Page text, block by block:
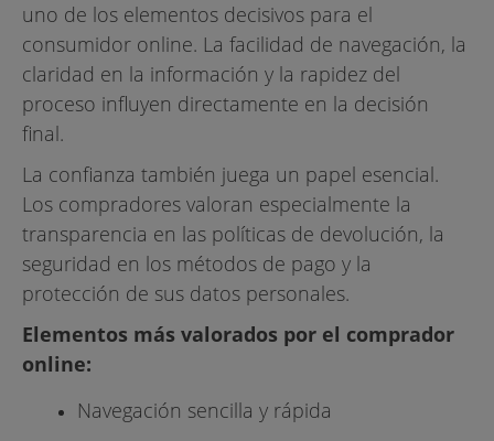
uno de los elementos decisivos para el
consumidor online. La facilidad de navegación, la
claridad en la información y la rapidez del
proceso influyen directamente en la decisión
final.
La confianza también juega un papel esencial.
Los compradores valoran especialmente la
transparencia en las políticas de devolución, la
seguridad en los métodos de pago y la
protección de sus datos personales.
Elementos más valorados por el comprador
online:
Navegación sencilla y rápida